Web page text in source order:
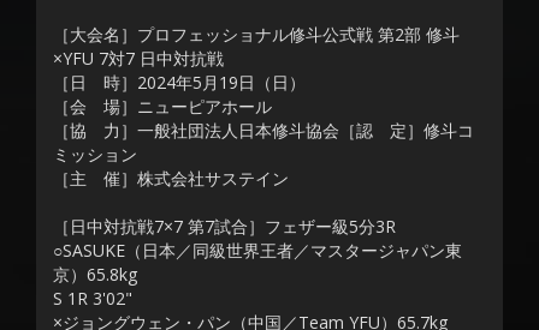
［大会名］プロフェッショナル修斗公式戦 第2部 修斗
×YFU 7対7 日中対抗戦
［日 時］2024年5月19日（日）
［会 場］ニューピアホール
［協 力］一般社団法人日本修斗協会［認 定］修斗コ
ミッション
［主 催］株式会社サステイン
［日中対抗戦7×7 第7試合］フェザー級5分3R
○SASUKE（日本／同級世界王者／マスタージャパン東
京）65.8kg
S 1R 3'02"
×ジョングウェン・パン（中国／Team YFU）65.7kg